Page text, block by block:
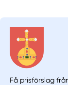
Få prisförslag